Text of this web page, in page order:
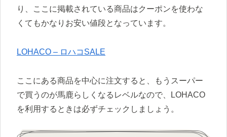
り、ここに掲載されている商品はクーポンを使わな
くてもかなりお安い値段となっています。
LOHACO – ロハコSALE
ここにある商品を中心に注文すると、もうスーパー
で買うのが馬鹿らしくなるレベルなので、LOHACO
を利用するときは必ずチェックしましょう。